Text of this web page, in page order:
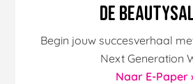
De
Begin jouw succesverhaal
Next Generation
Naar E-Paper